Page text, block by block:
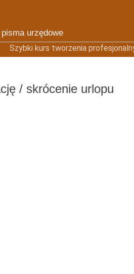
urzędowe
Szybki kurs tworzenia
/ skrócenie urlopu